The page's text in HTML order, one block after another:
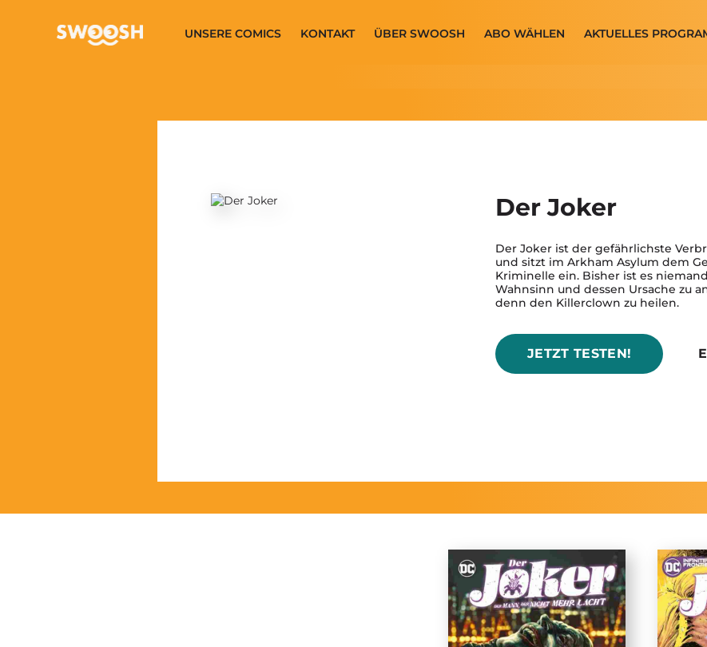
UNSERE COMICS
KONTAKT ÜBER SWOOSH ABO WÄHLEN AKTUELLES
Der Joker
Der Joker ist der gefährlichste
und sitzt im Arkham Asylum dem
Kriminelle ein. Bisher ist es
Wahnsinn und dessen Ursache zu
denn den Killerclown zu heilen.
JETZT TESTEN!